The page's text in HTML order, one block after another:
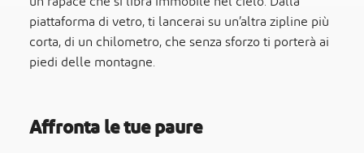
piattaforma di vetro, ti lancerai su un’altra zipline più
corta, di un chilometro, che senza sforzo ti porterà ai
piedi delle montagne.
Affronta le tue paure